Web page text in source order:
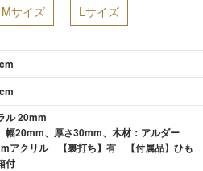
Mサイズ Lサイズ
ル 20mm
幅20mm、厚さ30mm、木材：アルダー
アクリル 【裏打ち】有 【付属品】ひも
付